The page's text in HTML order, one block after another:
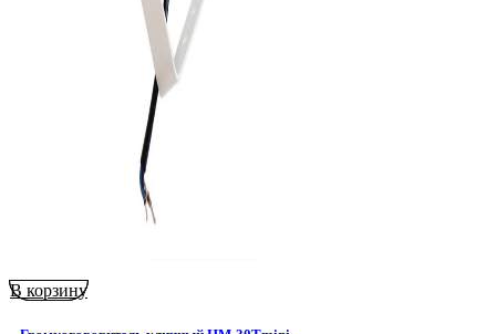
В корзину